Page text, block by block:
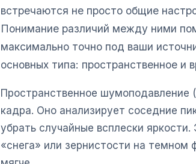
встречаются не просто общие
Понимание различий между ними
максимально точно под ваши
основных типа: пространственное и
Пространственное шумоподавление
кадра. Оно анализирует соседние
убрать случайные всплески
«снега» или зернистости на